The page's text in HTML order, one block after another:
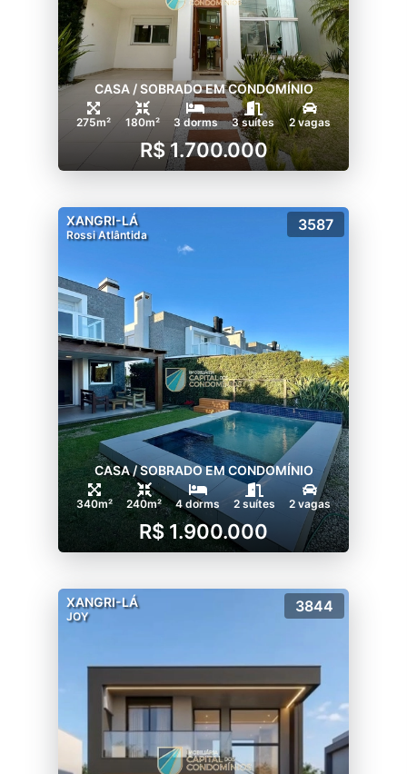
CASA / SOBRADO EM CONDOMÍNIO
275m² 180m² 3 dorms 3 suítes 2 vagas
R$ 1.700.000
XANGRI-LÁ
Rossi Atlântida
3587
CASA / SOBRADO EM CONDOMÍNIO
340m² 240m² 4 dorms 2 suítes 2 vagas
R$ 1.900.000
XANGRI-LÁ
JOY
3844